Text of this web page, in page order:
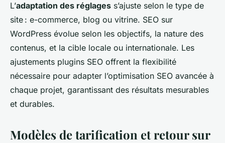
L’adaptation des réglages s’ajuste selon le type de
site : e-commerce, blog ou vitrine. SEO sur
WordPress évolue selon les objectifs, la nature des
contenus, et la cible locale ou internationale. Les
ajustements plugins SEO offrent la flexibilité
nécessaire pour adapter l’optimisation SEO avancée à
chaque projet, garantissant des résultats mesurables
et durables.
Modèles de tarification et retour sur